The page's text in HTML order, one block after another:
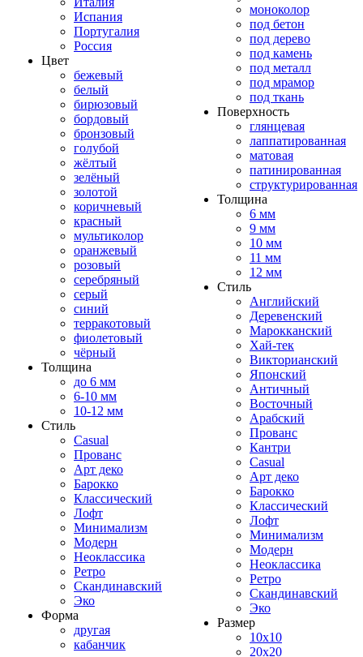
Испания
Португалия
Россия
Цвет
бежевый
белый
бирюзовый
бордовый
бронзовый
голубой
жёлтый
зелёный
золотой
коричневый
красный
мультиколор
оранжевый
розовый
серебряный
серый
синий
терракотовый
фиолетовый
чёрный
Толщина
до 6 мм
6-10 мм
10-12 мм
Стиль
Casual
Прованс
Арт деко
Барокко
Классический
Лофт
Минимализм
Модерн
Неоклассика
Ретро
Скандинавский
Эко
Форма
другая
кабанчик
моноколор
под бетон
под дерево
под камень
под металл
под мрамор
под ткань
Поверхность
глянцевая
лаппатированная
матовая
патинированная
структурированная
Толщина
6 мм
9 мм
10 мм
11 мм
12 мм
Стиль
Английский
Деревенский
Марокканский
Хай-тек
Викторианский
Японский
Античный
Восточный
Арабский
Прованс
Кантри
Casual
Арт деко
Барокко
Классический
Лофт
Минимализм
Модерн
Неоклассика
Ретро
Скандинавский
Эко
Размер
10x10
20x20